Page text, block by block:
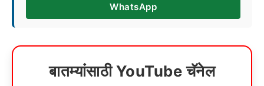
WhatsApp
बातम्यांसाठी YouTube चॅनेल